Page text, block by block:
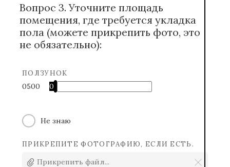
Вопрос 3. Уточните площадь
помещения, где требуется укладка
пола (можете прикрепить фото, это
не обязательно):
ПОЛЗУНОК
0500 0
Не знаю
ПРИКРЕПИТЕ ФОТОГРАФИЮ, ЕСЛИ ЕСТЬ.
Прикрепить файл...